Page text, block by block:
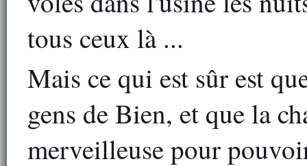
tous ceux là ...
Mais ce qui est sûr est
gens de Bien, et que la
merveilleuse pour